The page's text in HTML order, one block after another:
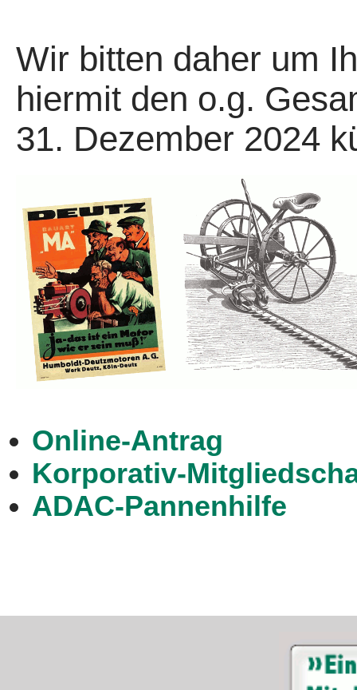
Wir bitten daher um
hiermit den o.g.
31. Dezember 2024
Online-Antrag
Korporativ-
ADAC-Pannenhilfe